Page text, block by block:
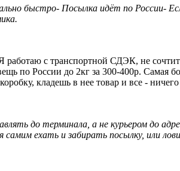
быстро- Посылка идёт по России-
с транспортной СДЭК, не
по России до 2кг за 300-400р.
кладешь в нее товар и все -
до терминала, а не курьером до
ехать и забирать посылку, или